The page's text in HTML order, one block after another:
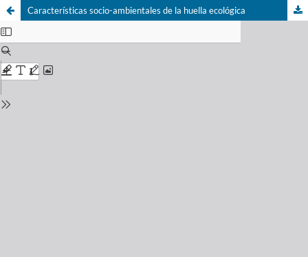
Características socio-ambientales de la huella ecológica